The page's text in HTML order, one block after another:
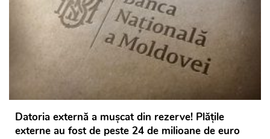
Datoria externă a mușcat din rezerve! Plățile
externe au fost de peste 24 de milioane de euro